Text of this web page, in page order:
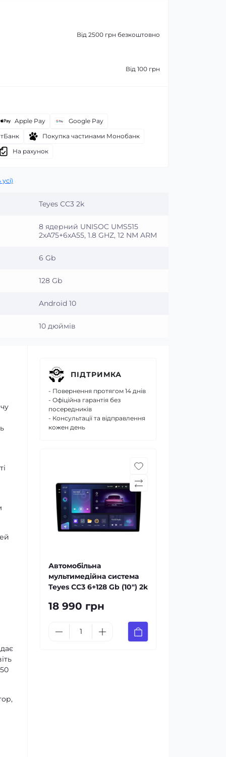
Від 2500 грн безкоштовно
Від 100 грн
Apple Pay
Google Pay
Покупка частинами Монобанк
На рахунок
Teyes CC3 2k
8 ядерний UNISOC UMS515
2хA75+6хA55, 1.8 GHZ, 12 NM ARM
6 Gb
128 Gb
Android 10
10 дюймів
ПІДТРИМКА
- Повернення протягом 14 днів
- Офіційна гарантія без
посередників
- Консультації та відправлення
кожен день
Автомобільна
мультимедійна система
Teyes CC3 6+128 Gb (10") 2k
18 990 грн